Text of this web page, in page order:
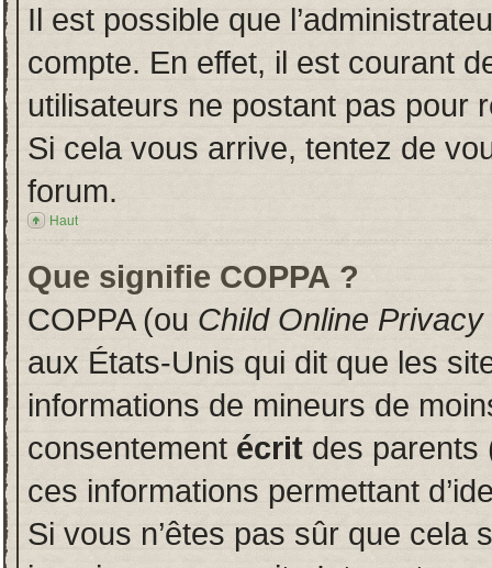
Il est possible que
compte. En effet, il est courant
utilisateurs ne postant pas pour
Si cela vous arrive, tentez de
forum.
Haut
Que signifie COPPA ?
COPPA (ou Child Online
aux États-Unis qui dit que les
informations de mineurs de
consentement écrit des parents
ces informations permettant
Si vous n’êtes pas sûr que cela